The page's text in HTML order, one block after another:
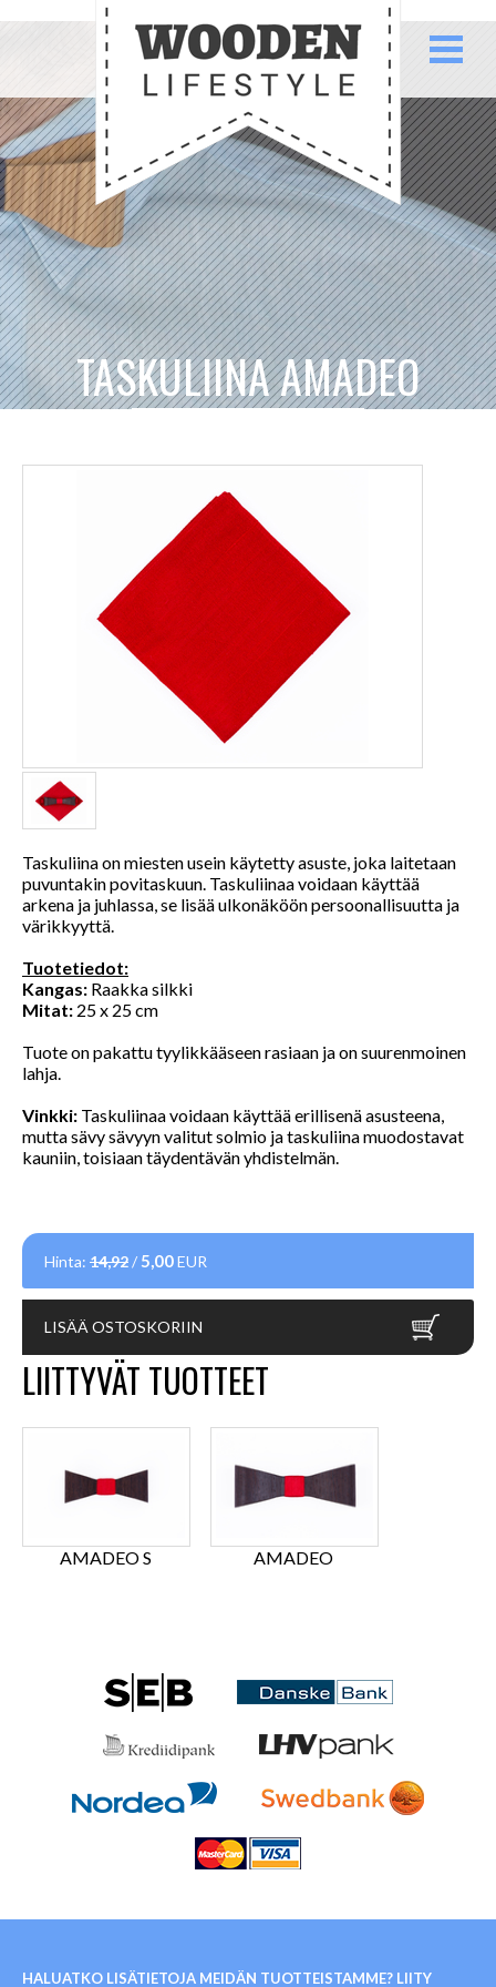
TASKULIINA AMADEO
Taskuliina on miesten usein käytetty asuste, joka laitetaan
puvuntakin povitaskuun. Taskuliinaa voidaan käyttää
arkena ja juhlassa, se lisää ulkonäköön persoonallisuutta ja
värikkyyttä.
Tuotetiedot:
Kangas: Raakka silkki
Mitat: 25 x 25 cm
Tuote on pakattu tyylikkääseen rasiaan ja on suurenmoinen
lahja.
Vinkki: Taskuliinaa voidaan käyttää erillisenä asusteena,
mutta sävy sävyyn valitut solmio ja taskuliina muodostavat
kauniin, toisiaan täydentävän yhdistelmän.
Hinta: 14,92/ 5,00EUR
LISÄÄ OSTOSKORIIN
LIITTYVÄT TUOTTEET
AMADEO S AMADEO
HALUATKO LISÄTIETOJA MEIDÄN TUOTTEISTAMME? LIITY